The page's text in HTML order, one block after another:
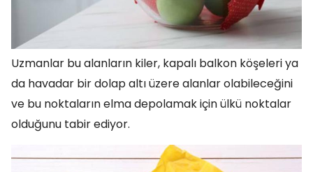
Uzmanlar bu alanların kiler, kapalı balkon köşeleri ya
da havadar bir dolap altı üzere alanlar olabileceğini
ve bu noktaların elma depolamak için ülkü noktalar
olduğunu tabir ediyor.